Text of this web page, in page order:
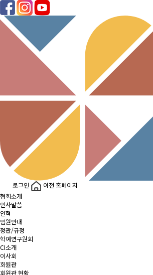
로그인
이전 홈페이지
협회소개
인사말씀
연혁
임원안내
정관/규정
학예연구원회
CI소개
이사회
회원관
회원관 현황